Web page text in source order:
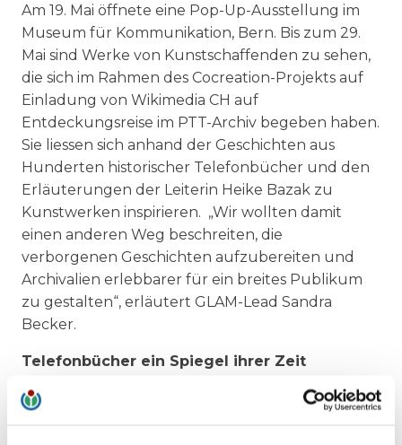
Am 19. Mai öffnete eine Pop-Up-Ausstellung im
Museum für Kommunikation, Bern. Bis zum 29.
Mai sind Werke von Kunstschaffenden zu sehen,
die sich im Rahmen des Cocreation-Projekts auf
Einladung von Wikimedia CH auf
Entdeckungsreise im PTT-Archiv begeben haben.
Sie liessen sich anhand der Geschichten aus
Hunderten historischer Telefonbücher und den
Erläuterungen der Leiterin Heike Bazak zu
Kunstwerken inspirieren. „Wir wollten damit
einen anderen Weg beschreiten, die
verborgenen Geschichten aufzubereiten und
Archivalien erlebbarer für ein breites Publikum
zu gestalten“, erläutert GLAM-Lead Sandra
Becker.
Telefonbücher ein Spiegel ihrer Zeit
Nun ist ein Telefonbuch bei Weitem kein